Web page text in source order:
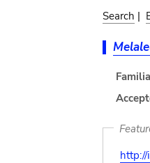
Search |
http://